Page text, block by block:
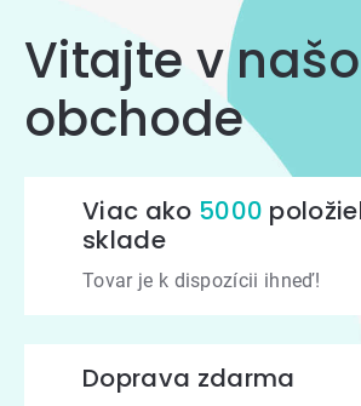
Vitajte v
obchode
Viac ako 5000
sklade
Tovar je k dispozícii ihneď!
Doprava zdarma